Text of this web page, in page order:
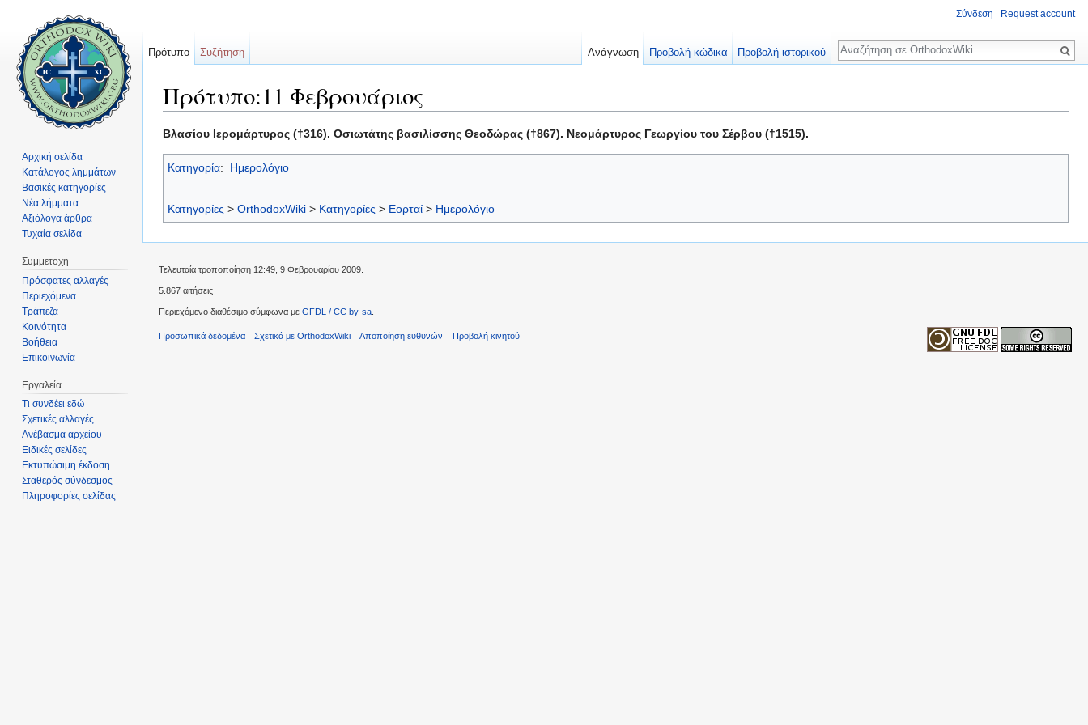
Πρότυπο:11 Φεβρουάριος
Βλασίου Ιερομάρτυρος (†316). Οσιωτάτης βασιλίσσης Θεοδώρας (†867). Νεομάρτυρος Γεωργίου του Σέρβου (†1515).
Κατηγορία: Ημερολόγιο
Κατηγορίες > OrthodoxWiki > Κατηγορίες > Εορταί > Ημερολόγιο
Σύνδεση Request account
Πρότυπο Συζήτηση Ανάγνωση Προβολή κώδικα Προβολή ιστορικού
Αναζήτηση
Αρχική σελίδα
Κατάλογος λημμάτων
Βασικές κατηγορίες
Νέα λήμματα
Αξιόλογα άρθρα
Τυχαία σελίδα
Συμμετοχή
Πρόσφατες αλλαγές
Περιεχόμενα
Τράπεζα
Κοινότητα
Βοήθεια
Επικοινωνία
Εργαλεία
Τι συνδέει εδώ
Σχετικές αλλαγές
Ανέβασμα αρχείου
Ειδικές σελίδες
Εκτυπώσιμη έκδοση
Σταθερός σύνδεσμος
Πληροφορίες σελίδας
Τελευταία τροποποίηση 12:49, 9 Φεβρουαρίου 2009.
5.867 αιτήσεις
Περιεχόμενο διαθέσιμο σύμφωνα με GFDL / CC by-sa
Προσωπικά δεδομένα Σχετικά με OrthodoxWiki Αποποίηση ευθυνών Προβολή κινητού